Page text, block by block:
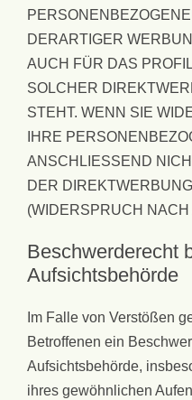
DERARTIGER
AUCH FÜR DAS
SOLCHER
STEHT. WENN SIE
IHRE
ANSCHLIESSEND
DER
(WIDERSPRUCH NACH
Beschwerde­recht
Aufsichts­behörde
Im Falle von Verstößen
Betroffenen ein
Aufsichtsbehörde,
ihres gewöhnlichen